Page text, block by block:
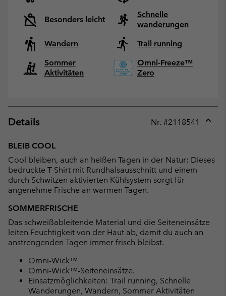
Besonders leicht
Schnelle
wanderungen
Wandern
Trail running
Sommer
Aktivitäten
Omni-Freeze™
Zero
Details Nr. #2118541
BLEIB COOL
Cool bleiben, auch an heißen Tagen in der Natur: Dieses
bedruckte T-Shirt mit Rundhalsausschnitt und einem
durch Schwitzen aktivierten Kühlsystem sorgt für
angenehme Frische an warmen Tagen.
SOMMERFRISCHE
Das schweißableitende Material und die Seiteneinsätze
leiten Feuchtigkeit von der Haut ab, damit du auch an
anstrengenden Tagen immer frisch bleibst.
Omni-Wick™
Omni-Wick™-Seiteneinsätze.
Einsatzmöglichkeiten: Trail running, Schnelle
Wanderungen, Wandern, Sommer Aktivitäten